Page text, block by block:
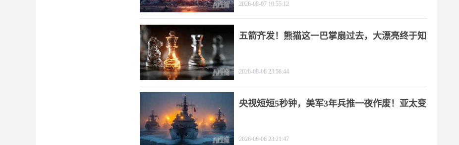
2026-08-07 10:55:12
五箭齐发！熊猫这一巴掌扇过去，大漂亮终于知
2026-08-06 23:56:44
央视短短5秒钟，美军3年兵推一夜作废！亚太变
2026-08-06 23:21:47